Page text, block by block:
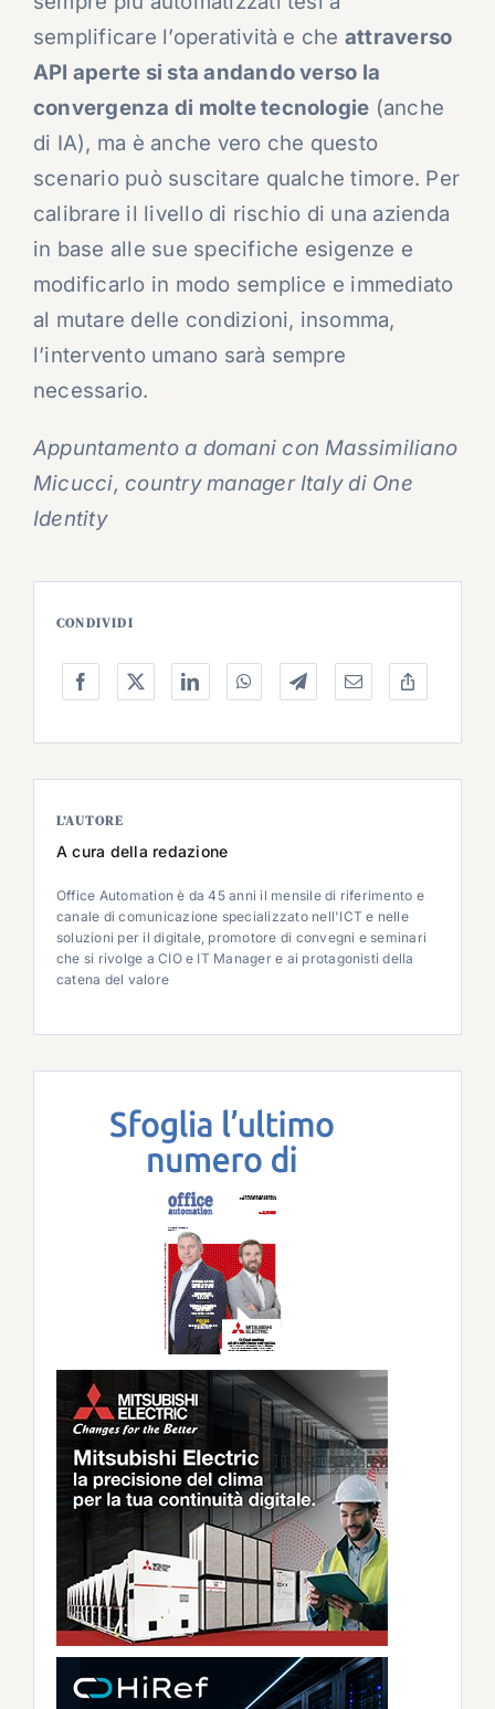
semplificare l’operatività e che attraverso
API aperte si sta andando verso la
convergenza di molte tecnologie (anche
di IA), ma è anche vero che questo
scenario può suscitare qualche timore. Per
calibrare il livello di rischio di una azienda
in base alle sue specifiche esigenze e
modificarlo in modo semplice e immediato
al mutare delle condizioni, insomma,
l’intervento umano sarà sempre
necessario.
Appuntamento a domani con Massimiliano
Micucci, country manager Italy di One
Identity
CONDIVIDI
L’AUTORE
A cura della redazione
Office Automation è da 45 anni il mensile di riferimento e
canale di comunicazione specializzato nell'ICT e nelle
soluzioni per il digitale, promotore di convegni e seminari
che si rivolge a CIO e IT Manager e ai protagonisti della
catena del valore